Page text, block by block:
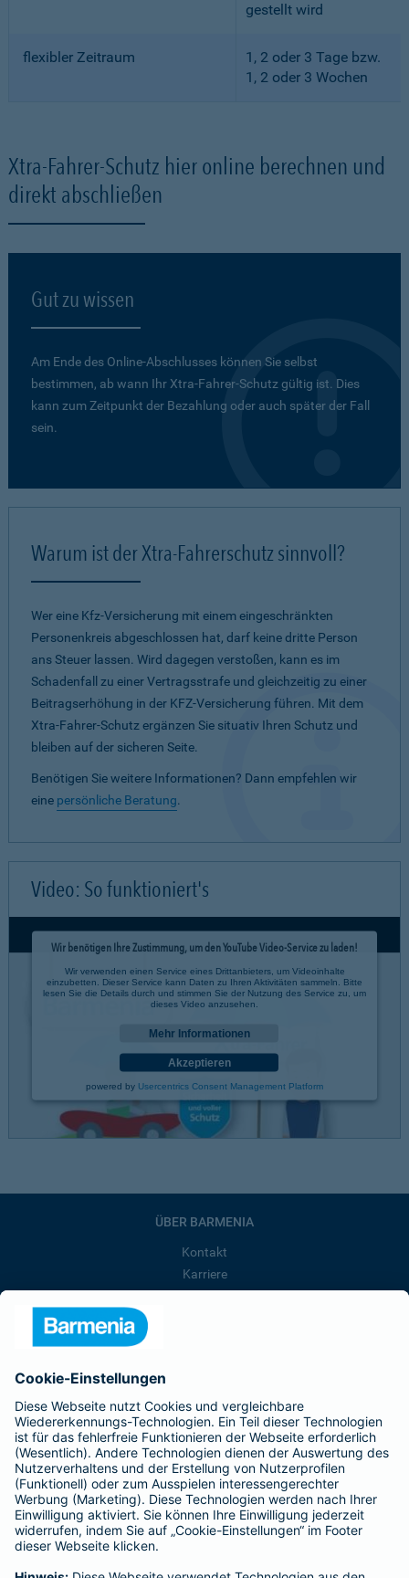
gestellt wird
flexibler Zeitraum
1, 2 oder 3 Tage bzw.
1, 2 oder 3 Wochen
Xtra-Fahrer-Schutz hier online berechnen und
direkt abschließen
Gut zu wissen
Am Ende des Online-Abschlusses können Sie selbst
bestimmen, ab wann Ihr Xtra-Fahrer-Schutz gültig ist. Dies
kann zum Zeitpunkt der Bezahlung oder auch später der Fall
sein.
Warum ist der Xtra-Fahrerschutz sinnvoll?
Wer eine Kfz-Versicherung mit einem eingeschränkten
Personenkreis abgeschlossen hat, darf keine dritte Person
ans Steuer lassen. Wird dagegen verstoßen, kann es im
Schadenfall zu einer Vertragsstrafe und gleichzeitig zu einer
Beitragserhöhung in der KFZ-Versicherung führen. Mit dem
Xtra-Fahrer-Schutz ergänzen Sie situativ Ihren Schutz und
bleiben auf der sicheren Seite.
Benötigen Sie weitere Informationen? Dann empfehlen wir
eine persönliche Beratung.
Video: So funktioniert's
Wir benötigen Ihre Zustimmung, um den YouTube Video-Service zu laden!
Wir verwenden einen Service eines Drittanbieters, um Videoinhalte
einzubetten. Dieser Service kann Daten zu Ihren Aktivitäten sammeln. Bitte
lesen Sie die Details durch und stimmen Sie der Nutzung des Service zu, um
dieses Video anzusehen.
Mehr Informationen
Akzeptieren
powered by Usercentrics Consent Management Platform
ÜBER BARMENIA
Kontakt
Karriere
Barmenia ist Teil der BarmeniaGothaer
BELIEBTE SEITEN
Kranken-Zusatzversicherung
Tierversicherungen
Haftpflichtversicherung
Hausratversicherung